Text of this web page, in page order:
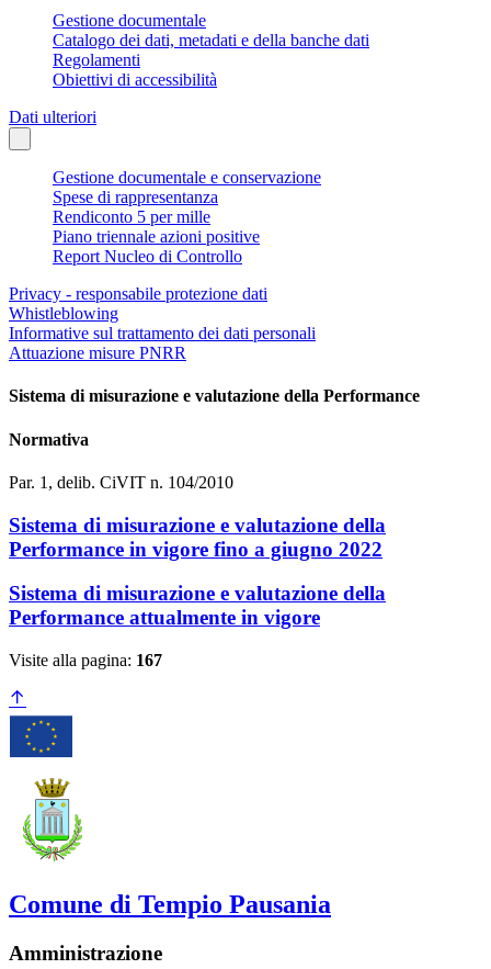
Gestione documentale
Catalogo dei dati, metadati e della banche dati
Regolamenti
Obiettivi di accessibilità
Dati ulteriori
Gestione documentale e conservazione
Spese di rappresentanza
Rendiconto 5 per mille
Piano triennale azioni positive
Report Nucleo di Controllo
Privacy - responsabile protezione dati
Whistleblowing
Informative sul trattamento dei dati personali
Attuazione misure PNRR
Sistema di misurazione e valutazione della Performance
Normativa
Par. 1, delib. CiVIT n. 104/2010
Sistema di misurazione e valutazione della
Performance in vigore fino a giugno 2022
Sistema di misurazione e valutazione della
Performance attualmente in vigore
Visite alla pagina: 167
Comune di Tempio Pausania
Amministrazione